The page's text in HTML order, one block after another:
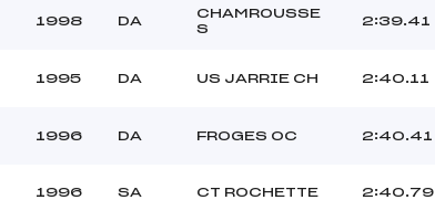
1998 DA
CHAMROUSSE
S
2:39.41
1995 DA US JARRIE CH 2:40.11
1996 DA FROGES OC 2:40.41
1996 SA CT ROCHETTE 2:40.79